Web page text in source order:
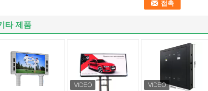
타 제품